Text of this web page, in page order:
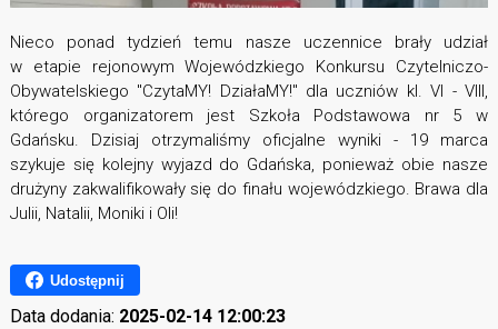
Nieco ponad tydzień temu nasze uczennice brały udział
w etapie rejonowym Wojewódzkiego Konkursu Czytelniczo-
Obywatelskiego "CzytaMY! DziałaMY!" dla uczniów kl. VI - VIII,
którego organizatorem jest Szkoła Podstawowa nr 5 w
Gdańsku. Dzisiaj otrzymaliśmy oficjalne wyniki - 19 marca
szykuje się kolejny wyjazd do Gdańska, ponieważ obie nasze
drużyny zakwalifikowały się do finału wojewódzkiego. Brawa dla
Julii, Natalii, Moniki i Oli!
Udostępnij
Data dodania: 2025-02-14 12:00:23